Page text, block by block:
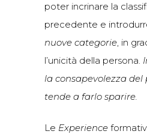
poter incrinare la
precedente e
nuove categorie, in
l’unicità della persona.
la consapevolezza del
tende a farlo sparire.
Le Experience